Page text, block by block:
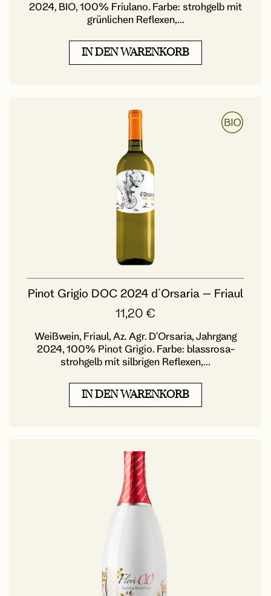
2024, BIO, 100% Friulano. Farbe: strohgelb mit
grünlichen Reflexen,...
IN DEN WARENKORB
Pinot Grigio DOC 2024 d´Orsaria – Friaul
11,20 €
Weißwein, Friaul, Az. Agr. D'Orsaria, Jahrgang
2024, 100% Pinot Grigio. Farbe: blassrosa-
strohgelb mit silbrigen Reflexen,...
IN DEN WARENKORB